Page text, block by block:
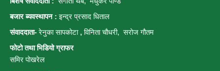
बजार ब्यवस्थापन : इन्द्र प्रसाद धिताल
संवाददाता-रेनुका सापकोटा, विनिता चौधरी, सरोज गौतम
फोटो तथा भिडियो ग्राफर
समिर पोखरेल